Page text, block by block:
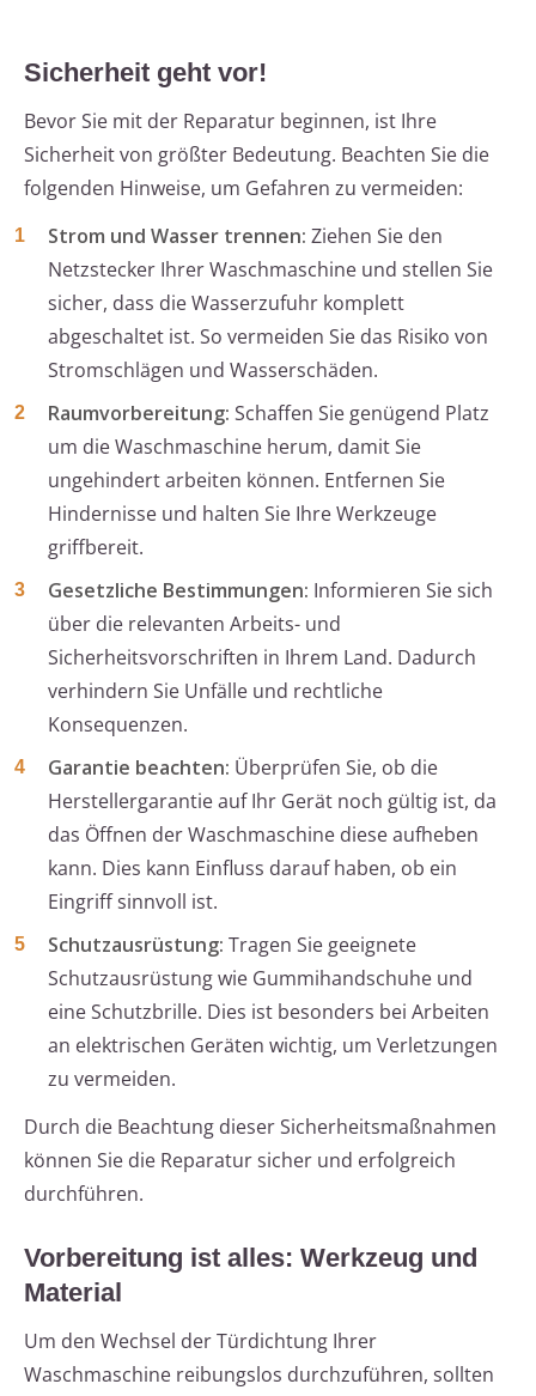
Sicherheit geht vor!
Bevor Sie mit der Reparatur beginnen, ist Ihre
Sicherheit von größter Bedeutung. Beachten Sie die
folgenden Hinweise, um Gefahren zu vermeiden:
Strom und Wasser trennen: Ziehen Sie den
Netzstecker Ihrer Waschmaschine und stellen Sie
sicher, dass die Wasserzufuhr komplett
abgeschaltet ist. So vermeiden Sie das Risiko von
Stromschlägen und Wasserschäden.
Raumvorbereitung: Schaffen Sie genügend Platz
um die Waschmaschine herum, damit Sie
ungehindert arbeiten können. Entfernen Sie
Hindernisse und halten Sie Ihre Werkzeuge
griffbereit.
Gesetzliche Bestimmungen: Informieren Sie sich
über die relevanten Arbeits- und
Sicherheitsvorschriften in Ihrem Land. Dadurch
verhindern Sie Unfälle und rechtliche
Konsequenzen.
Garantie beachten: Überprüfen Sie, ob die
Herstellergarantie auf Ihr Gerät noch gültig ist, da
das Öffnen der Waschmaschine diese aufheben
kann. Dies kann Einfluss darauf haben, ob ein
Eingriff sinnvoll ist.
Schutzausrüstung: Tragen Sie geeignete
Schutzausrüstung wie Gummihandschuhe und
eine Schutzbrille. Dies ist besonders bei Arbeiten
an elektrischen Geräten wichtig, um Verletzungen
zu vermeiden.
Durch die Beachtung dieser Sicherheitsmaßnahmen
können Sie die Reparatur sicher und erfolgreich
durchführen.
Vorbereitung ist alles: Werkzeug und
Material
Um den Wechsel der Türdichtung Ihrer
Waschmaschine reibungslos durchzuführen, sollten